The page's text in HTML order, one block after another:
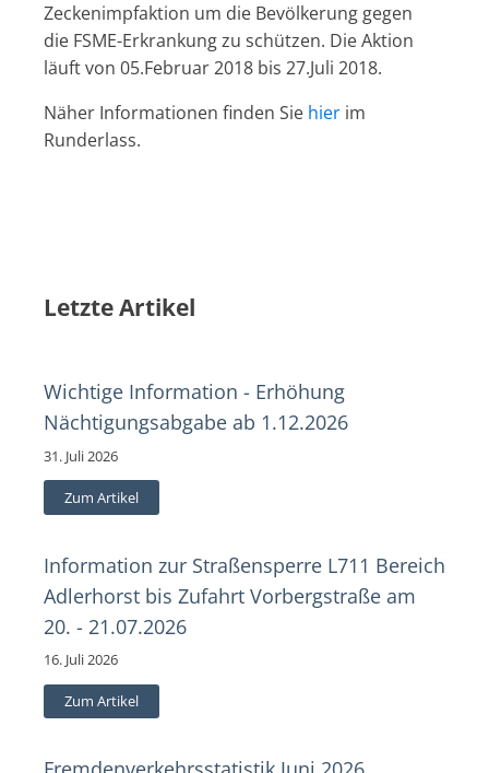
Zeckenimpfaktion um die Bevölkerung gegen
die FSME-Erkrankung zu schützen. Die Aktion
läuft von 05.Februar 2018 bis 27.Juli 2018.
Näher Informationen finden Sie hier im
Runderlass.
Letzte Artikel
Wichtige Information - Erhöhung
Nächtigungsabgabe ab 1.12.2026
31. Juli 2026
Zum Artikel
Information zur Straßensperre L711 Bereich
Adlerhorst bis Zufahrt Vorbergstraße am
20. - 21.07.2026
16. Juli 2026
Zum Artikel